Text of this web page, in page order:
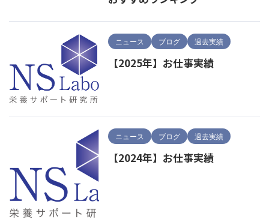
ニュース ブログ 過去実績
【2025年】お仕事実績
ニュース ブログ 過去実績
【2024年】お仕事実績